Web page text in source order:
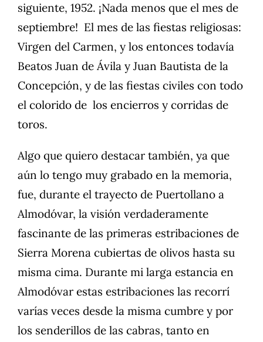
siguiente, 1952. ¡Nada menos que el mes de
septiembre! El mes de las fiestas religiosas:
Virgen del Carmen, y los entonces todavía
Beatos Juan de Ávila y Juan Bautista de la
Concepción, y de las fiestas civiles con todo
el colorido de los encierros y corridas de
toros.
Algo que quiero destacar también, ya que
aún lo tengo muy grabado en la memoria,
fue, durante el trayecto de Puertollano a
Almodóvar, la visión verdaderamente
fascinante de las primeras estribaciones de
Sierra Morena cubiertas de olivos hasta su
misma cima. Durante mi larga estancia en
Almodóvar estas estribaciones las recorrí
varías veces desde la misma cumbre y por
los senderillos de las cabras, tanto en